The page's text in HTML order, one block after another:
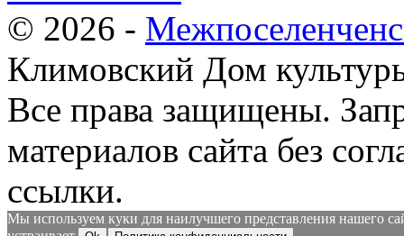
© 2026 -
Климовский Дом
Все права защищены.
материалов сайта без
ссылки.
Мы используем куки для наилучшего представления нашего